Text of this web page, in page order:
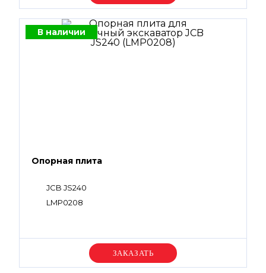
В наличии
Опорная плита
JCB JS240
LMP0208
Уточняйте цену